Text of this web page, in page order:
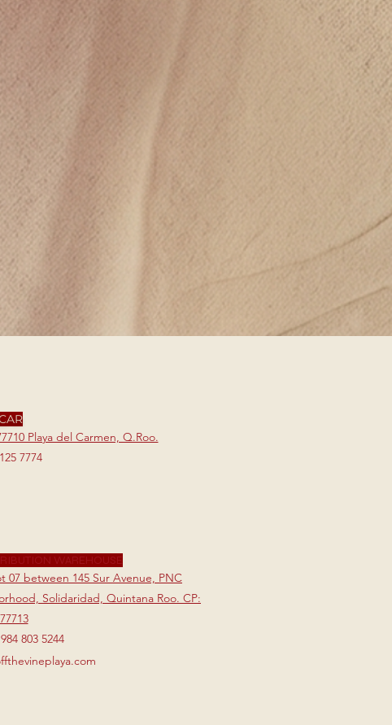
Playa del Carmen, Q.Roo.
7774
WAREHOUSE
07 between 145 Sur Avenue, PNC
Solidaridad, Quintana Roo. CP:
77713
803 5244